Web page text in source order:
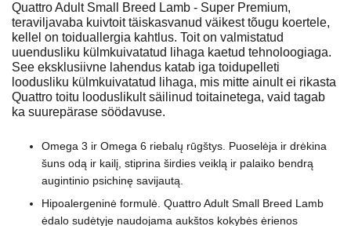
Quattro Adult Small Breed Lamb - Super Premium,
teraviljavaba kuivtoit täiskasvanud väikest tõugu koertele,
kellel on toiduallergia kahtlus. Toit on valmistatud
uuendusliku külmkuivatatud lihaga kaetud tehnoloogiaga.
See eksklusiivne lahendus katab iga toidupelleti
loodusliku külmkuivatatud lihaga, mis mitte ainult ei rikasta
Quattro toitu looduslikult säilinud toitainetega, vaid tagab
ka suurepärase söödavuse.
Omega 3 ir Omega 6 riebalų rūgštys. Puoselėja ir drėkina
šuns odą ir kailį, stiprina širdies veiklą ir palaiko bendrą
augintinio psichinę savijautą.
Hipoalergeninė formulė. Quattro Adult Small Breed Lamb
ėdalo sudėtyje naudojama aukštos kokybės ėrienos